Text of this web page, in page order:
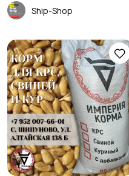
Ship-Shop